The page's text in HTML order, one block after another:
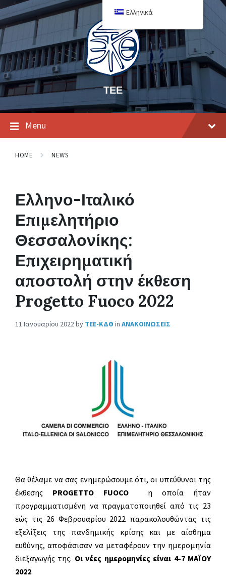
ΤΕΕ
Menu
HOME NEWS
Ελληνο-Ιταλικό
Επιμελητήριο
Θεσσαλονίκης:
Επιχειρηματική
αποστολή στην έκθεση
Progetto Fuoco 2022
11 Ιανουαρίου 2022by ΤΕΕ-ΚΔΘ in ΑΝΑΚΟΙΝΩΣΕΙΣ
Θα θέλαμε να σας ενημερώσουμε ότι, οι υπεύθυνοι της
έκθεσης PROGETTO FUOCO η οποία ήταν
προγραμματισμένη να πραγματοποιηθεί από τις 23
εώς τις 26 Φεβρουαρίου 2022 παρακολουθώντας τις
εξελίξεις της πανδημικής κρίσης και με αίσθημα
ευθύνης, αποφάσισαν να μεταφέρουν την ημερομηνία
διεξαγωγής της. Οι νέες ημερομηνίες είναι 4-7 ΜΑΪΟΥ
2022.
Ελληνικά